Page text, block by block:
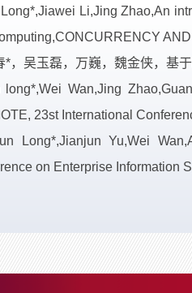
Li,Jing Zhao,An
*，吴玉磊，万巍，魏金侠，基
long*,Wei Wan,Jing
23st International
Long*,Jianjun Yu,Wei
on Enterprise Information